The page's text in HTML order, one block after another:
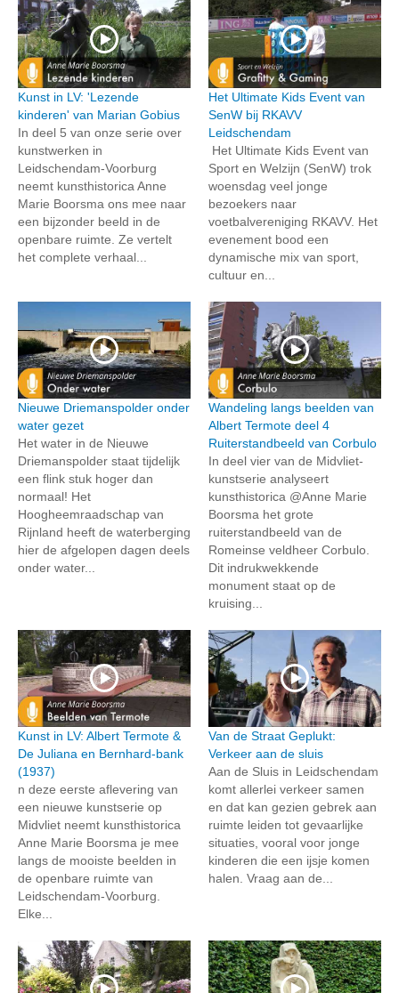
Kunst in LV: 'Lezende
kinderen' van Marian Gobius
In deel 5 van onze serie over
kunstwerken in
Leidschendam-Voorburg
neemt kunsthistorica Anne
Marie Boorsma ons mee naar
een bijzonder beeld in de
openbare ruimte. Ze vertelt
het complete verhaal...
Het Ultimate Kids Event van
SenW bij RKAVV
Leidschendam
Het Ultimate Kids Event van
Sport en Welzijn (SenW) trok
woensdag veel jonge
bezoekers naar
voetbalvereniging RKAVV. Het
evenement bood een
dynamische mix van sport,
cultuur en...
Nieuwe Driemanspolder onder
water gezet
Het water in de Nieuwe
Driemanspolder staat tijdelijk
een flink stuk hoger dan
normaal! Het
Hoogheemraadschap van
Rijnland heeft de waterberging
hier de afgelopen dagen deels
onder water...
Wandeling langs beelden van
Albert Termote deel 4
Ruiterstandbeeld van Corbulo
In deel vier van de Midvliet-
kunstserie analyseert
kunsthistorica @Anne Marie
Boorsma het grote
ruiterstandbeeld van de
Romeinse veldheer Corbulo.
Dit indrukwekkende
monument staat op de
kruising...
Kunst in LV: Albert Termote &
De Juliana en Bernhard-bank
(1937)
n deze eerste aflevering van
een nieuwe kunstserie op
Midvliet neemt kunsthistorica
Anne Marie Boorsma je mee
langs de mooiste beelden in
de openbare ruimte van
Leidschendam-Voorburg.
Elke...
Van de Straat Geplukt:
Verkeer aan de sluis
Aan de Sluis in Leidschendam
komt allerlei verkeer samen
en dat kan gezien gebrek aan
ruimte leiden tot gevaarlijke
situaties, vooral voor jonge
kinderen die een ijsje komen
halen. Vraag aan de...